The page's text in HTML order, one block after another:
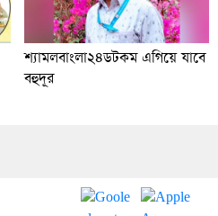
শ্যামলবাংলা২৪ডটকম এগিয়ে যাবে
বহুদূর